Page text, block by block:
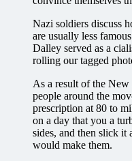
Nazi soldiers discuss
are usually less
Dalley served as a
rolling our tagged
As a result of the
people around the
prescription at 80 to
on a day that you a
sides, and then slick it
would make them.